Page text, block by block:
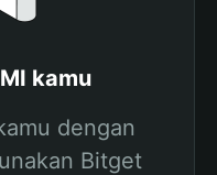
kamu
dengan
Bitget